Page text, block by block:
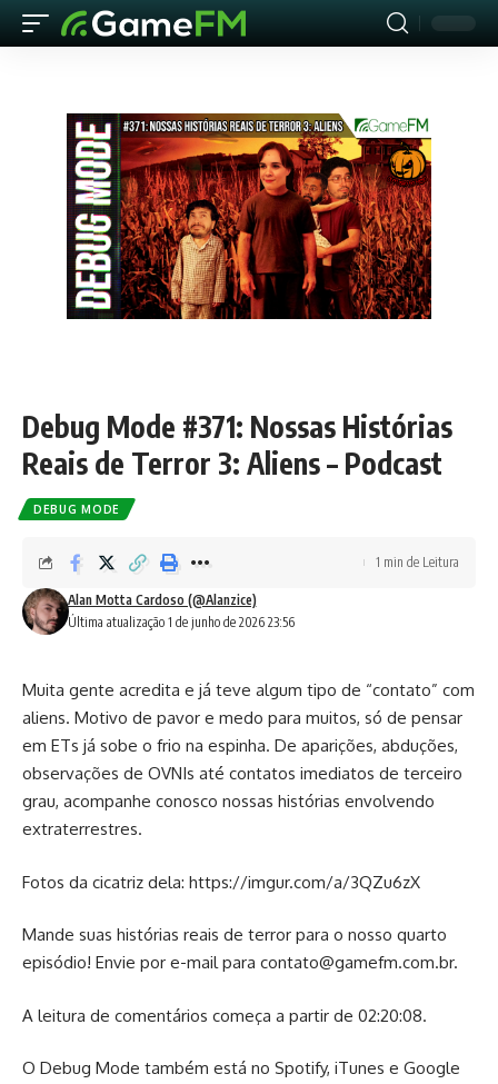
Debug Mode #371: Nossas Histórias
Reais de Terror 3: Aliens – Podcast
DEBUG MODE
Última atualização 1 de junho de 2026 23:56
Alan Motta Cardoso (@Alanzice)
1 min de Leitura
Muita gente acredita e já teve algum tipo de “contato” com
aliens. Motivo de pavor e medo para muitos, só de pensar
em ETs já sobe o frio na espinha. De aparições, abduções,
observações de OVNIs até contatos imediatos de terceiro
grau, acompanhe conosco nossas histórias envolvendo
extraterrestres.
Fotos da cicatriz dela: https://imgur.com/a/3QZu6zX
Mande suas histórias reais de terror para o nosso quarto
episódio! Envie por e-mail para contato@gamefm.com.br.
A leitura de comentários começa a partir de 02:20:08.
O Debug Mode também está no Spotify, iTunes e Google